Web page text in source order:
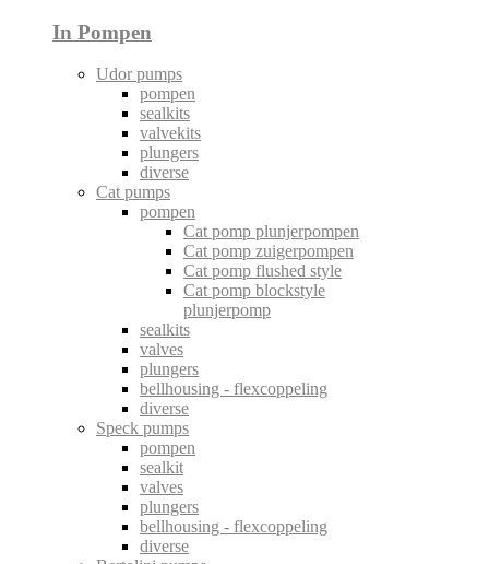
In Pompen
Udor pumps
pompen
sealkits
valvekits
plungers
diverse
Cat pumps
pompen
Cat pomp plunjerpompen
Cat pomp zuigerpompen
Cat pomp flushed style
Cat pomp blockstyle
plunjerpomp
sealkits
valves
plungers
bellhousing - flexcoppeling
diverse
Speck pumps
pompen
sealkit
valves
plungers
bellhousing - flexcoppeling
diverse